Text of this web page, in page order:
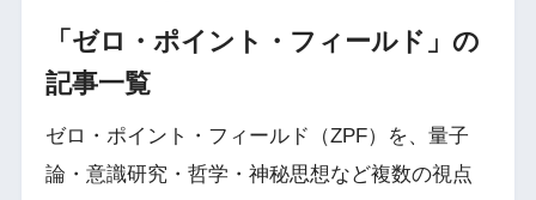
「ゼロ・ポイント・フィールド」の
記事一覧
ゼロ・ポイント・フィールド（ZPF）を、量子
論・意識研究・哲学・神秘思想など複数の視点